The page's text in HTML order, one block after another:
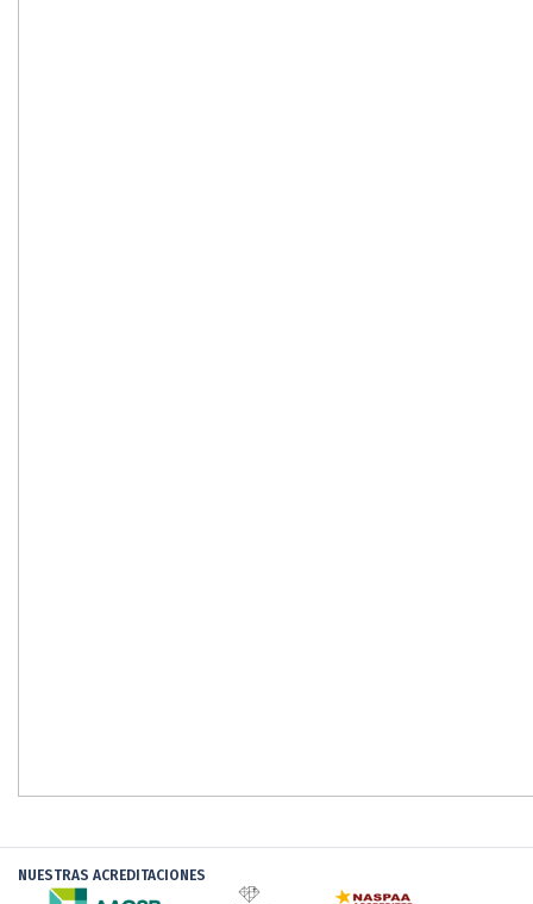
NUESTRAS ACREDITACIONES